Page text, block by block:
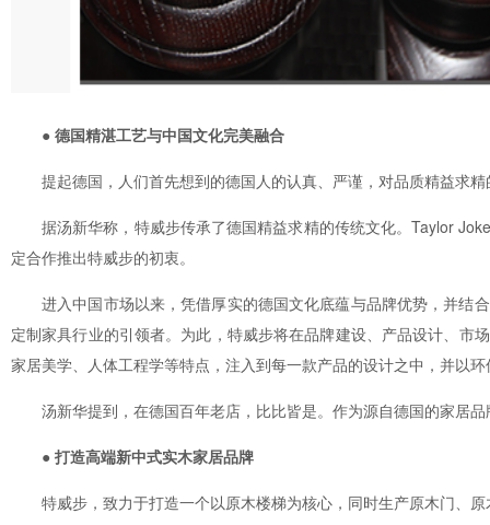
● 德国精湛工艺与中国文化完美融合
提起德国，人们首先想到的德国人的认真、严谨，对品质精益求
据汤新华称，特威步传承了德国精益求精的传统文化。Taylor
定合作推出特威步的初衷。
进入中国市场以来，凭借厚实的德国文化底蕴与品牌优势，并结
定制家具行业的引领者。为此，特威步将在品牌建设、产品设计、市
家居美学、人体工程学等特点，注入到每一款产品的设计之中，并以
汤新华提到，在德国百年老店，比比皆是。作为源自德国的家居
● 打造高端新中式实木家居品牌
特威步，致力于打造一个以原木楼梯为核心，同时生产原木门、